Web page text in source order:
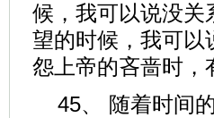
候，我可以说没关
望的时候，我可以
怨上帝的吝啬时，
45、 随着时间